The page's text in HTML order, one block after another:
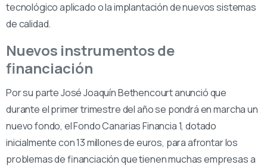
tecnológico aplicado o la implantación de nuevos sistemas
de calidad.
Nuevos instrumentos de
financiación
Por su parte José Joaquín Bethencourt anunció que
durante el primer trimestre del año se pondrá en marcha un
nuevo fondo, el Fondo Canarias Financia 1, dotado
inicialmente con 13 millones de euros, para afrontar los
problemas de financiación que tienen muchas empresas a